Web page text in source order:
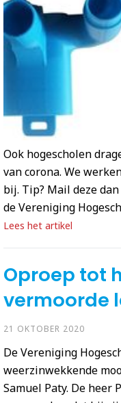
Ook hogescholen
van corona. We
bij. Tip? Mail deze
de Vereniging
Lees het artikel
Oproep tot
vermoorde
21 OKTOBER 2020
De Vereniging
weerzinwekkende
Samuel Paty. De heer